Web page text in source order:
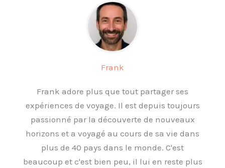
Frank
Frank adore plus que tout partager ses
expériences de voyage. Il est depuis toujours
passionné par la découverte de nouveaux
horizons et a voyagé au cours de sa vie dans
plus de 40 pays dans le monde. C'est
beaucoup et c'est bien peu, il lui en reste plus